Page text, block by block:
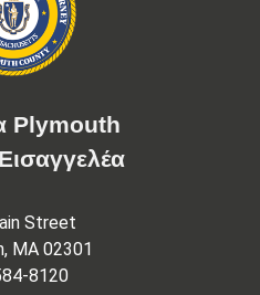
Plymouth
Street
MA 02301
8120